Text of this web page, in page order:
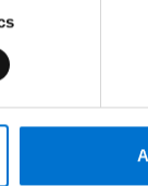
cintrées
d’une